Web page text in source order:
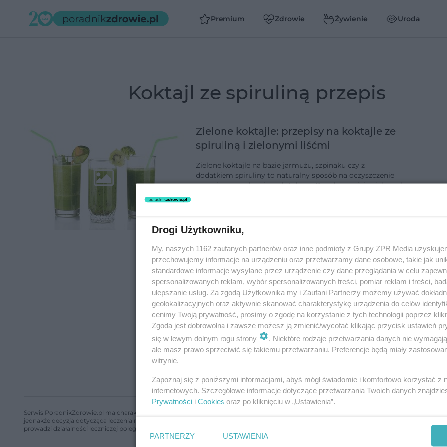
Premium Zdrowie Żywienie Uroda
koktajl ze spiruliną przepis
Zielone koktajle: przepisy na koktajle ze
spiruliną i zielonymi liśćmi
Zielone koktajle na bazie jarmużu, szpinaku czy z
dodatkiem spiruliny to naturalny sposób na oczyszczenie
organizmu z zalegających toksyn. Regularne picie zielonych
Serwis PoradnikZdrowie.pl ma charakter edukacyjny, nie stanowi i nie zastępuje porady lekarskiej. Redakcja serwisu dokłada wszelkich
jednakże decyzja dotycząca leczenia należy do lekarza. Redakcja i wydawca serwisu nie ponoszą odpowiedzialności wynikającej z
prowadzi działalności leczniczej polegającej na udzielaniu świadczeń zdrowotnych w rozumieniu art. 3 ust 1 ustawy o działalności leczniczej.
Drogi Użytkowniku,
My, naszych 1162 zaufanych partnerów oraz inne podmioty z Grupy ZPR Media
przechowujemy informacje na urządzeniu oraz przetwarzamy dane osobowe, takie jak
standardowe informacje wysyłane przez urządzenie czy dane przeglądania w celu
spersonalizowanych reklam, wybór spersonalizowanych treści, pomiar reklam i treści,
ulepszanie usług. Za zgodą Użytkownika my i Zaufani Partnerzy możemy używać
geolokalizacyjnych oraz aktywnie skanować charakterystykę urządzenia do celów
cenimy Twoją prywatność, prosimy o zgodę na korzystanie z tych technologii poprzez
Zgoda jest dobrowolna i zawsze możesz ją zmienić/wycofać klikając przycisk ustawień
się w lewym dolnym rogu strony
. Niektóre rodzaje przetwarzania danych nie
ale masz prawo sprzeciwić się takiemu przetwarzaniu. Preferencje będą miały
witrynie.
Zapoznaj się z poniższymi informacjami, abyś mógł świadomie i komfortowo korzystać z
internetowych. Szczegółowe informacje dotyczące przetwarzania Twoich danych
Prywatności i Cookies oraz po kliknięciu w „Ustawienia”.
PARTNERZY USTAWIENIA